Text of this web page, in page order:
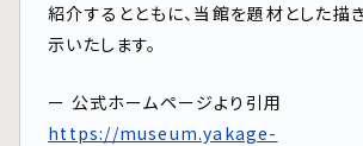
紹介するとともに、当館を題材とした描
示いたします。
ー 公式ホームページより引用
https://museum.yakage-